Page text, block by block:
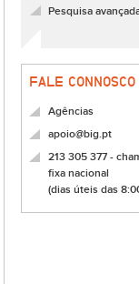
Pesquisa
FALE CONNOSCO
Agências
apoio@big.pt
213 305 377 -
fixa nacional
(dias úteis das